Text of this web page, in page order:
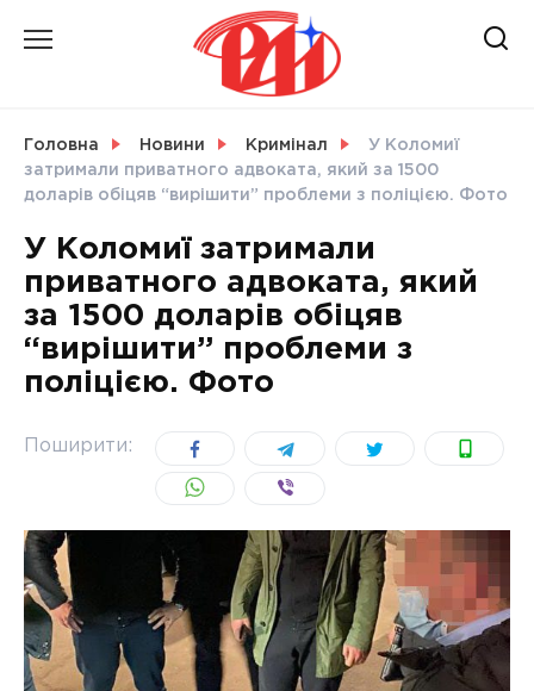
СВІТ
УКРАЇНА
Головна Новини Кримінал
У Коломиї
затримали приватного адвоката, який за 1500
доларів обіцяв “вирішити” проблеми з поліцією. Фото
У Коломиї затримали
приватного адвоката, який
за 1500 доларів обіцяв
“вирішити” проблеми з
поліцією. Фото
Поширити: